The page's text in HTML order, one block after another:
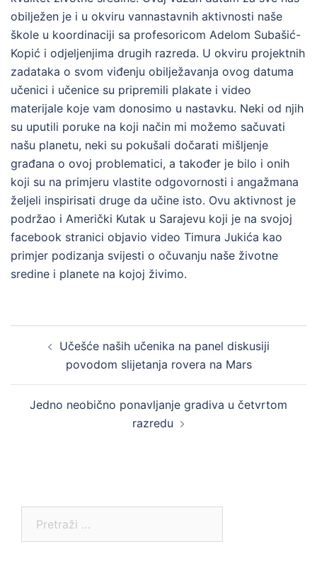
obilježen je i u okviru vannastavnih aktivnosti naše
škole u koordinaciji sa profesoricom Adelom Subašić-
Kopić i odjeljenjima drugih razreda. U okviru projektnih
zadataka o svom viđenju obilježavanja ovog datuma
učenici i učenice su pripremili plakate i video
materijale koje vam donosimo u nastavku. Neki od njih
su uputili poruke na koji način mi možemo sačuvati
našu planetu, neki su pokušali dočarati mišljenje
građana o ovoj problematici, a također je bilo i onih
koji su na primjeru vlastite odgovornosti i angažmana
željeli inspirisati druge da učine isto. Ovu aktivnost je
podržao i Američki Kutak u Sarajevu koji je na svojoj
facebook stranici objavio video Timura Jukića kao
primjer podizanja svijesti o očuvanju naše životne
sredine i planete na kojoj živimo.
navigationUčešće naših učenika na panel diskusiji
povodom slijetanja rovera na Mars
Jedno neobično ponavljanje gradiva u četvrtom
razredu